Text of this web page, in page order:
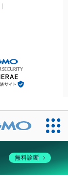
無料診断